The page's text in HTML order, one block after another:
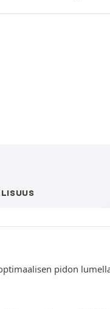
pidon